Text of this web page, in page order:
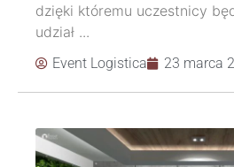
dzięki któremu uczestnicy
udział ...
Event Logistica 23 marca